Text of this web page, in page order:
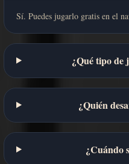
Sí. Puedes jugarlo gratis en el
¿Qué tipo de
¿Quién
¿Cuándo